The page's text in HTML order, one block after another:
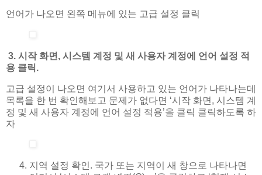
언어가 나오면 왼쪽 메뉴에 있는 고급 설정 클릭
3. 시작 화면, 시스템 계정 및 새 사용자 계정에 언어 설정 적
용 클릭.
고급 설정이 나오면 여기서 사용하고 있는 언어가 나타나는데
목록을 한 번 확인해보고 문제가 없다면 ‘시작 화면, 시스템 계
정 및 새 사용자 계정에 언어 설정 적용’을 클릭 클릭하도록 하
자
지역 설정 확인. 국가 또는 지역이 새 창으로 나타나면